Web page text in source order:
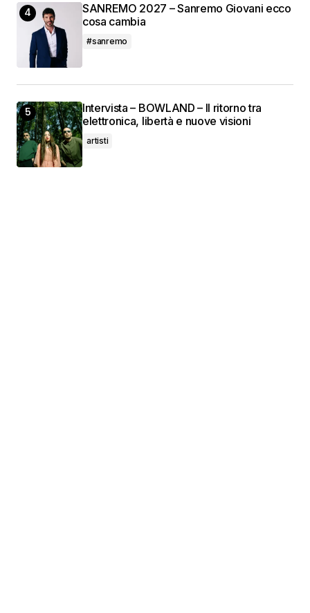
SANREMO 2027 – Sanremo Giovani ecco
cosa cambia
#sanremo
Intervista – BOWLAND – Il ritorno tra
elettronica, libertà e nuove visioni
artisti